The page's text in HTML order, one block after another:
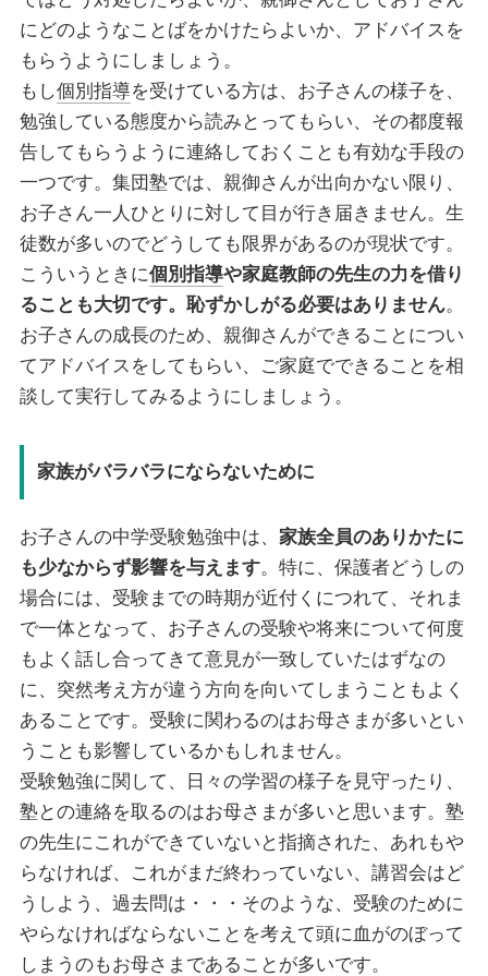
にどのようなことばをかけたらよいか、アドバイスを
もらうようにしましょう。
もし個別指導を受けている方は、お子さんの様子を、
勉強している態度から読みとってもらい、その都度報
告してもらうように連絡しておくことも有効な手段の
一つです。集団塾では、親御さんが出向かない限り、
お子さん一人ひとりに対して目が行き届きません。生
徒数が多いのでどうしても限界があるのが現状です。
こういうときに個別指導や家庭教師の先生の力を借り
ることも大切です。恥ずかしがる必要はありません。
お子さんの成長のため、親御さんができることについ
てアドバイスをしてもらい、ご家庭でできることを相
談して実行してみるようにしましょう。
家族がバラバラにならないために
お子さんの中学受験勉強中は、 家族全員のありかたに
も少なからず影響を与えます。特に、保護者どうしの
場合には、受験までの時期が近付くにつれて、それま
で一体となって、お子さんの受験や将来について何度
もよく話し合ってきて意見が一致していたはずなの
に、突然考え方が違う方向を向いてしまうこともよく
あることです。受験に関わるのはお母さまが多いとい
うことも影響しているかもしれません。
受験勉強に関して、日々の学習の様子を見守ったり、
塾との連絡を取るのはお母さまが多いと思います。塾
の先生にこれができていないと指摘された、あれもや
らなければ、これがまだ終わっていない、講習会はど
うしよう、過去問は・・・そのような、受験のために
やらなければならないことを考えて頭に血がのぼって
しまうのもお母さまであることが多いです。